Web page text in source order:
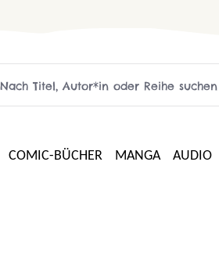
COMIC-BÜCHER MANGA AUDIO